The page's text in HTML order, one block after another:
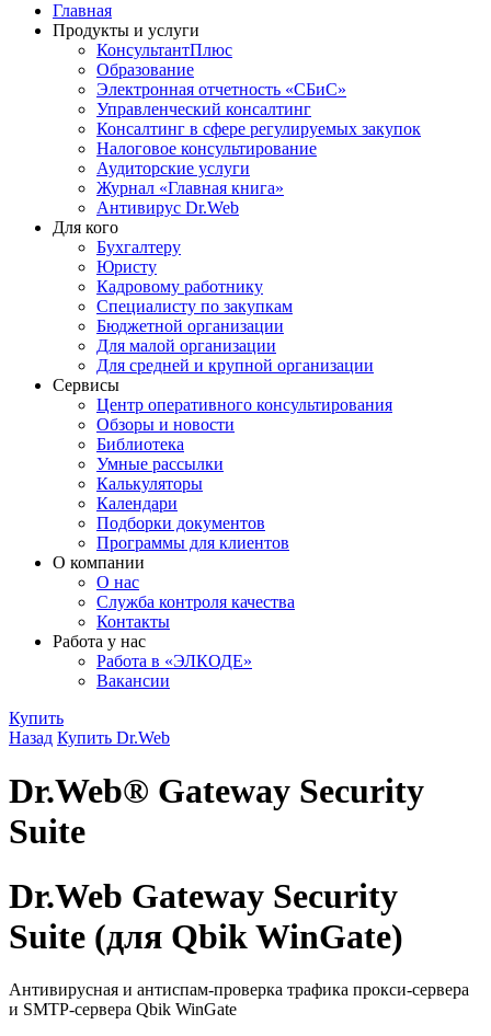
Главная
Продукты и услуги
КонсультантПлюс
Образование
Электронная отчетность «СБиС»
Управленческий консалтинг
Консалтинг в сфере регулируемых закупок
Налоговое консультирование
Аудиторские услуги
Журнал «Главная книга»
Антивирус Dr.Web
Для кого
Бухгалтеру
Юристу
Кадровому работнику
Специалисту по закупкам
Бюджетной организации
Для малой организации
Для средней и крупной организации
Сервисы
Центр оперативного консультирования
Обзоры и новости
Библиотека
Умные рассылки
Калькуляторы
Календари
Подборки документов
Программы для клиентов
О компании
О нас
Служба контроля качества
Контакты
Работа у нас
Работа в «ЭЛКОДЕ»
Вакансии
Купить
Назад Купить Dr.Web
Dr.Web® Gateway Security
Suite
Dr.Web Gateway Security
Suite (для Qbik WinGate)
Антивирусная и антиспам-проверка трафика прокси-сервера
и SMTP-сервера Qbik WinGate